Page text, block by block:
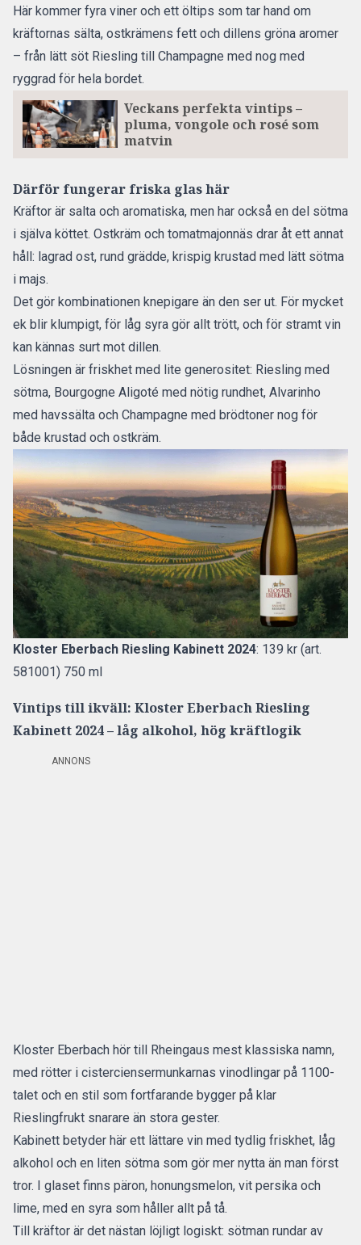
Här kommer fyra viner och ett öltips som tar hand om
kräftornas sälta, ostkrämens fett och dillens gröna aromer
– från lätt söt Riesling till Champagne med nog med
ryggrad för hela bordet.
Veckans perfekta vintips –
pluma, vongole och rosé som
matvin
Därför fungerar friska glas här
Kräftor är salta och aromatiska, men har också en del sötma
i själva köttet. Ostkräm och tomatmajonnäs drar åt ett annat
håll: lagrad ost, rund grädde, krispig krustad med lätt sötma
i majs.
Det gör kombinationen knepigare än den ser ut. För mycket
ek blir klumpigt, för låg syra gör allt trött, och för stramt vin
kan kännas surt mot dillen.
Lösningen är friskhet med lite generositet: Riesling med
sötma, Bourgogne Aligoté med nötig rundhet, Alvarinho
med havssälta och Champagne med brödtoner nog för
både krustad och ostkräm.
Kloster Eberbach Riesling Kabinett 2024: 139 kr (art.
581001) 750 ml
Vintips till ikväll: Kloster Eberbach Riesling
Kabinett 2024 – låg alkohol, hög kräftlogik
ANNONS
Kloster Eberbach hör till Rheingaus mest klassiska namn,
med rötter i cisterciensermunkarnas vinodlingar på 1100-
talet och en stil som fortfarande bygger på klar
Rieslingfrukt snarare än stora gester.
Kabinett betyder här ett lättare vin med tydlig friskhet, låg
alkohol och en liten sötma som gör mer nytta än man först
tror. I glaset finns päron, honungsmelon, vit persika och
lime, med en syra som håller allt på tå.
Till kräftor är det nästan löjligt logiskt: sötman rundar av